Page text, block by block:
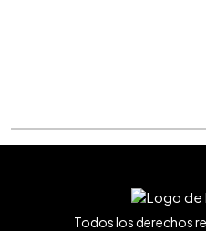
Todos los derechos